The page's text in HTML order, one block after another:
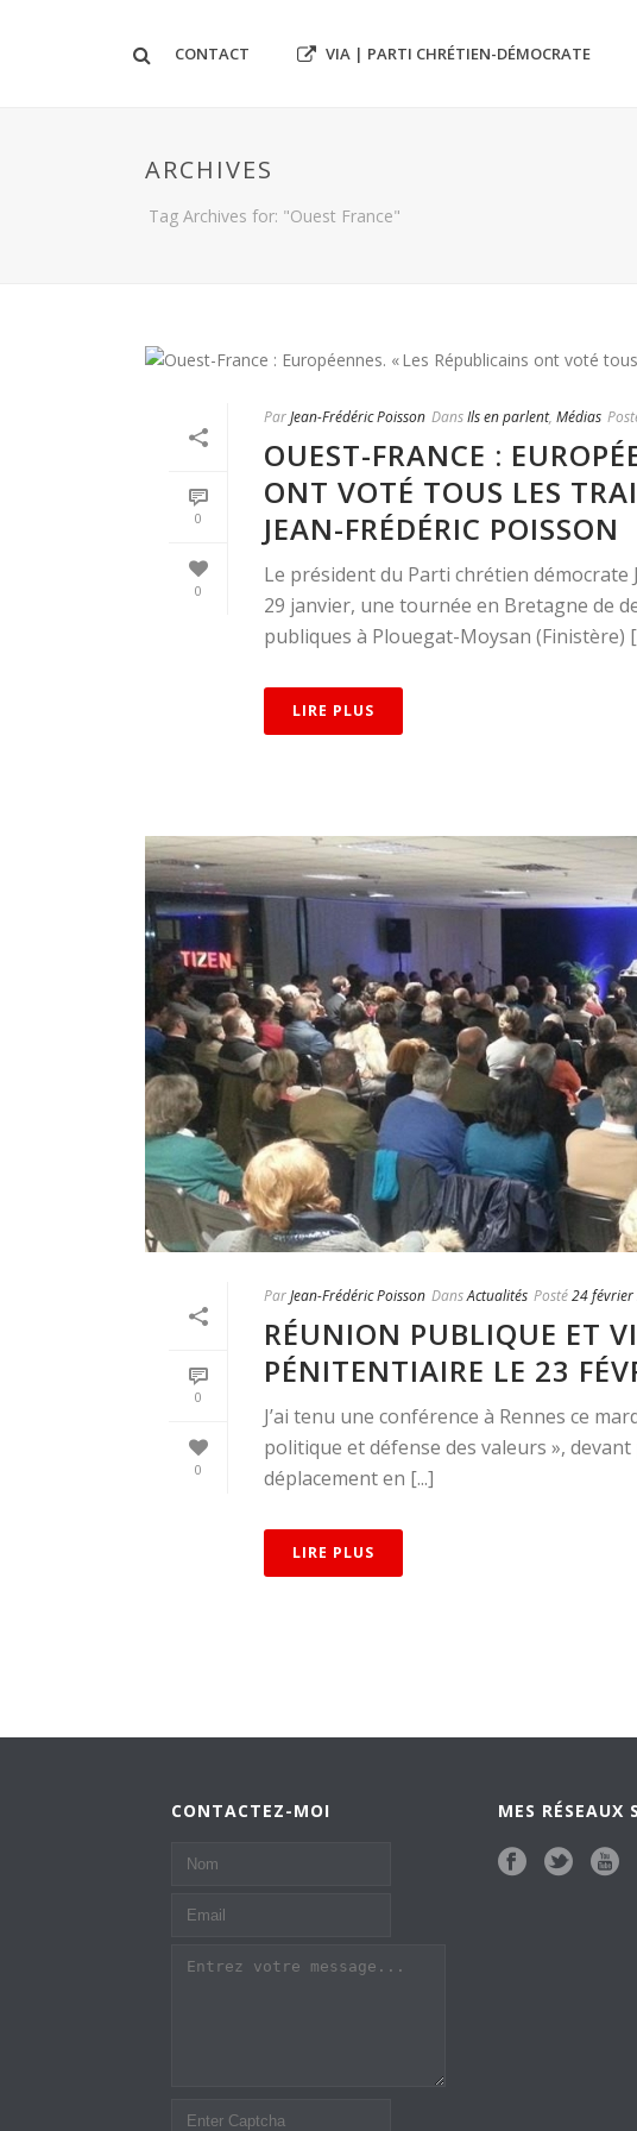
VIA | PARTI CHRÉTIEN-DÉMOCRATE
CONTACT
ARCHIVES
Tag Archives for: "Ouest France"
0
0
ParJean-Frédéric Poisson DansIls en parlent, Médias
OUEST-FRANCE :
ONT VOTÉ TOUS LES
JEAN-FRÉDÉRIC POISSON
Le président du Parti chrétien démocrate
29 janvier, une tournée en Bretagne de
publiques à Plouegat-Moysan (Finistère)
LIRE PLUS
0
0
ParJean-Frédéric Poisson DansActualités Posté24
RÉUNION PUBLIQUE ET
PÉNITENTIAIRE LE 23
J’ai tenu une conférence à Rennes ce
politique et défense des valeurs »,
déplacement en [...]
LIRE PLUS
CONTACTEZ-MOI MES RÉSEAUX